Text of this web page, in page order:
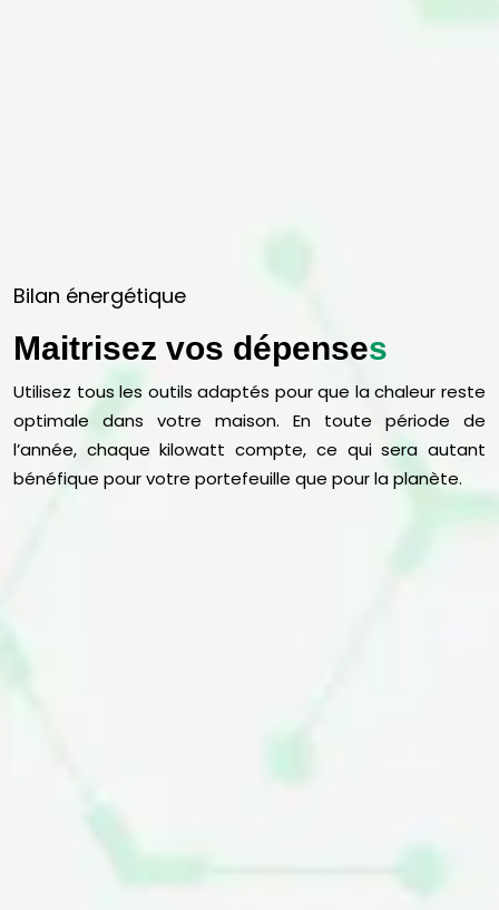
Bilan énergétique
Maitrisez vos dépenses
Utilisez tous les outils adaptés pour que la chaleur reste
optimale dans votre maison. En toute période de
l’année, chaque kilowatt compte, ce qui sera autant
bénéfique pour votre portefeuille que pour la planète.